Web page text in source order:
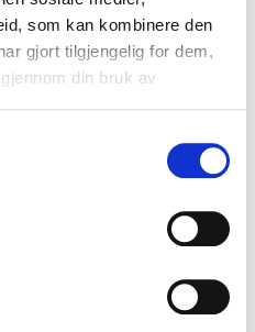
som kan kombinere den
gjort tilgjengelig for dem,
din bruk av
Casting Bobbers, 25 g,